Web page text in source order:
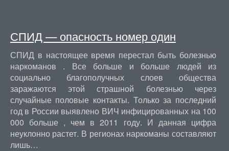
СПИД — опасность номер один
СПИД в настоящее время перестал быть болезнью
наркоманов . Все больше и больше людей из
социально благополучных слоев общества
заражаются этой страшной болезнью через
случайные половые контакты. Только за последний
год в России выявлено ВИЧ инфицированных на 100
000 больше , чем в 2011 году. И данная цифра
неуклонно растет. В регионах наркоманы составляют
лишь…